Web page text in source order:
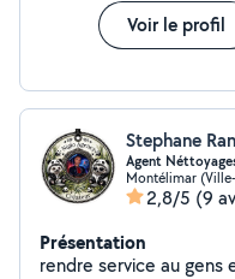
Voir le profil
Stephane
Agent
Montélimar
2,8/5 (9
Présentation
rendre service au gens